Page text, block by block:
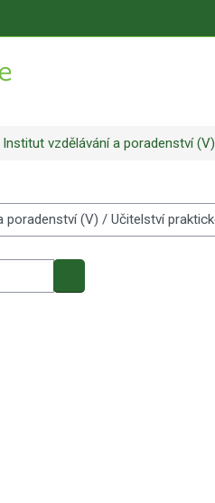
Institut vzdělávání a poradenství (V)
Vyhledat kurzy